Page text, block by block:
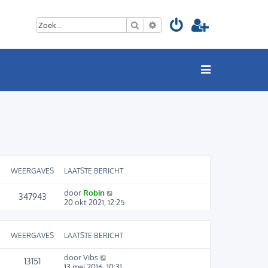
Zoek Uitgebreid zoeken
WEERGAVES LAATSTE BERICHT
347943 door Robin
20 okt 2021, 12:25
WEERGAVES LAATSTE BERICHT
13151 doorVibs